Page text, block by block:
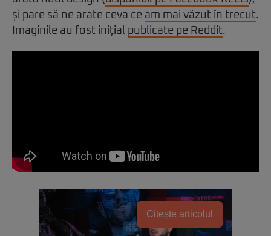
și pare să ne arate ceva ce am mai văzut în trecut.
Imaginile au fost inițial publicate pe Reddit.
Citește articolul